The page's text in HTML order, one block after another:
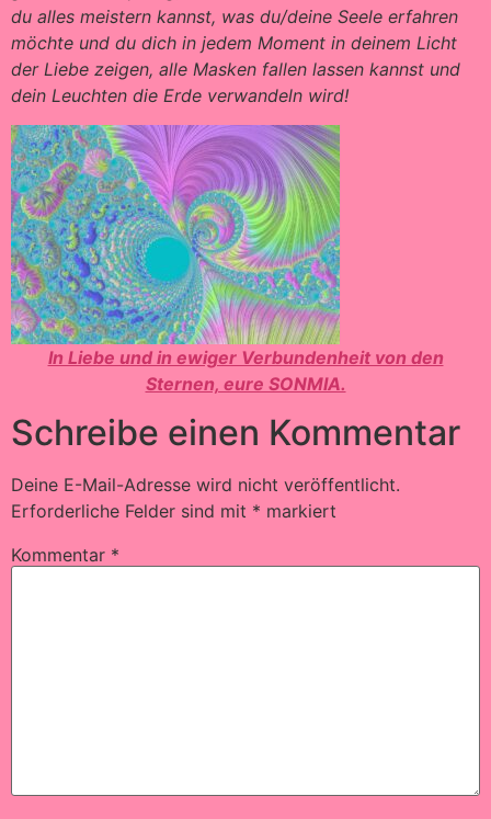
du alles meistern kannst, was du/deine Seele erfahren
möchte und du dich in jedem Moment in deinem Licht
der Liebe zeigen, alle Masken fallen lassen kannst und
dein Leuchten die Erde verwandeln wird!
In Liebe und in ewiger Verbundenheit von den
Sternen, eure SONMIA.
Schreibe einen Kommentar
Deine E-Mail-Adresse wird nicht veröffentlicht.
Erforderliche Felder sind mit * markiert
Kommentar *